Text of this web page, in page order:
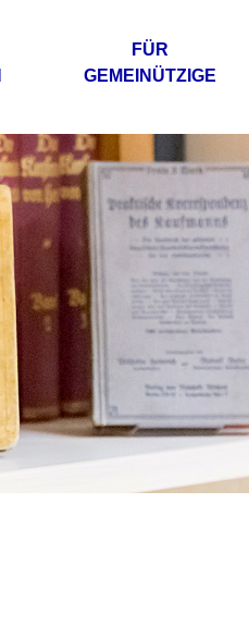
FÜR
GEMEINÜTZIGE